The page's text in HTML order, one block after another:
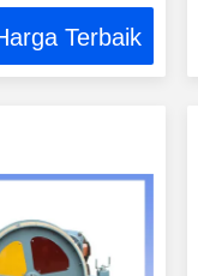
Terbaik